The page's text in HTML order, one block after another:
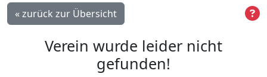
« zurück zur Übersicht
Verein wurde leider nicht
gefunden!